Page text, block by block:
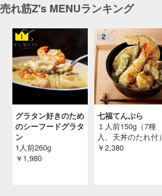
売れ筋Z's MENUランキング
グラタン好きのため
のシーフードグラタ
ン
1人前260g
￥1,980
七福てんぷら
１人前150g（7種
入、天丼のたれ付）
￥2,380